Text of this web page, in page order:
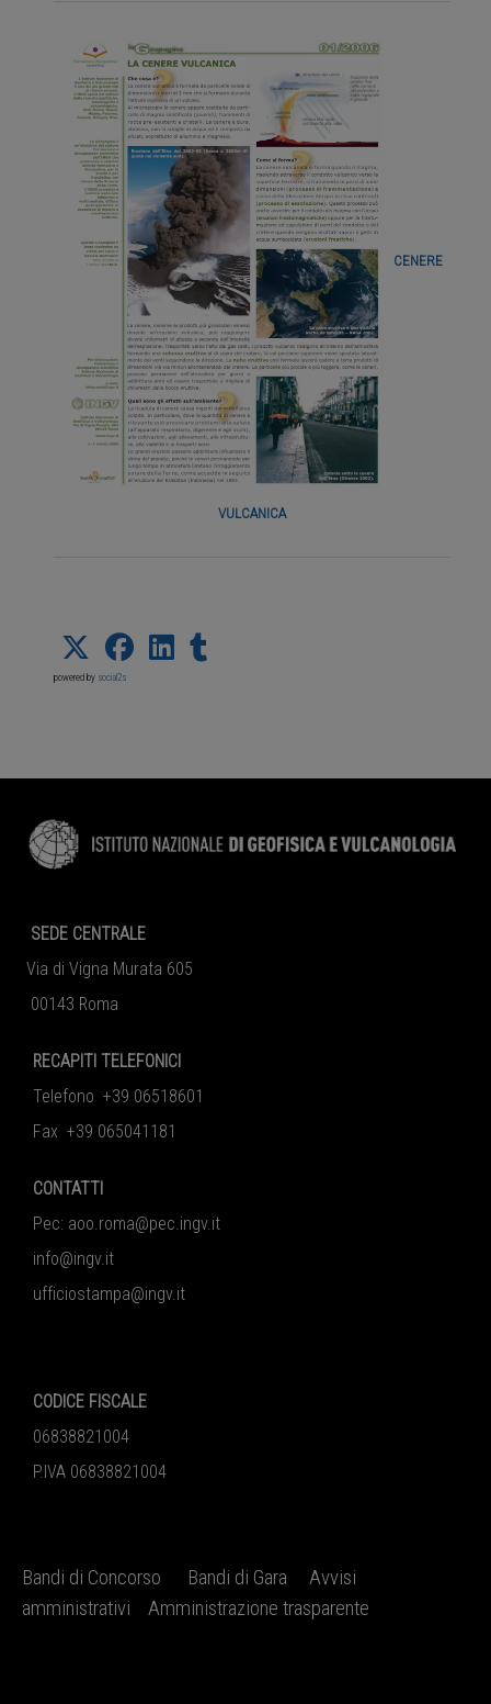
CENERE
VULCANICA
powered by social2s
SEDE CENTRALE
Via di Vigna Murata 605
00143 Roma
RECAPITI TELEFONICI
Telefono +39 06518601
Fax +39 065041181
CONTATTI
Pec: aoo.roma@pec.ingv.it
info@ingv.it
ufficiostampa@ingv.it
CODICE FISCALE
06838821004
P.IVA 06838821004
Bandi di Concorso Bandi di Gara
Avvisi
amministrativi
Amministrazione trasparente